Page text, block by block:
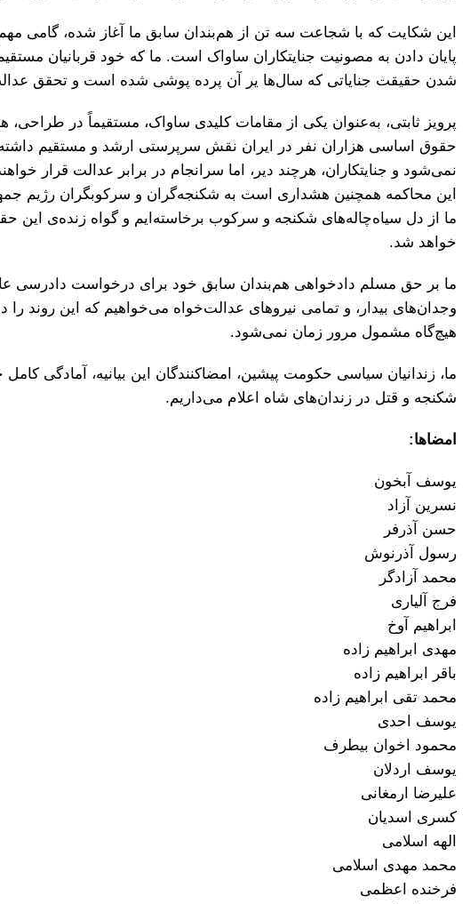
این شکایت که با شجاعت سه تن از هم‌بندان سابق ما آغاز شده، گامی
پایان دادن به مصونیت جنایتکاران ساواک است. ما که خود قربانیان
شدن حقیقت جنایاتی که سال‌ها یر آن پرده پوشی شده است و تحقق
پرویز ثابتی، به‌عنوان یکی از مقامات کلیدی ساواک، مستقیماً در
حقوق اساسی هزاران نفر در ایران نقش سرپرستی ارشد و مستقیم
نمی‌شود و جنایتکاران، هرچند دیر، اما سرانجام در برابر عدالت قرار
این محاکمه همچنین هشداری است به شکنجه‌گران و سرکوبگران رژیم
ما از دل سیاه‌چاله‌های شکنجه و سرکوب برخاسته‌ایم و گواه زنده‌ی
خواهد شد.
ما بر حق مسلم دادخواهی هم‌بندان سابق خود برای درخواست دادرسی
وجدان‌های بیدار، و تمامی نیروهای عدالت‌خواه می‌خواهیم که این روند
هیچ‌گاه مشمول مرور زمان نمی‌شود.
ما، زندانیان سیاسی حکومت پیشین، امضاکنندگان این بیانیه، آمادگی
شکنجه و قتل در زندان‌های شاه اعلام می‌داریم.
امضاها:
یوسف آبخون
نسرین آزاد
حسن آذرفر
رسول آذرنوش
محمد آزادگر
فرج آلیاری
ابراهیم آوخ
مهدی ابراهیم زاده
باقر ابراهیم زاده
محمد تقی ابراهیم زاده
یوسف احدی
محمود اخوان بیطرف
یوسف اردلان
علیرضا ارمغانی
کسری اسدیان
الهه اسلامی
محمد مهدی اسلامی
فرخنده اعظمی